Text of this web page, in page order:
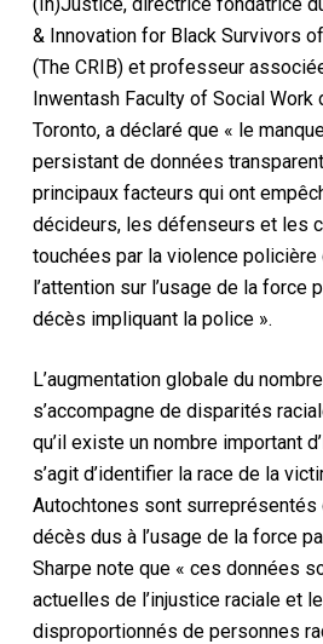
& Innovation for Black Survivors
(The CRIB) et professeur
Inwentash Faculty of Social Work
Toronto, a déclaré que « le
persistant de données
principaux facteurs qui ont
décideurs, les défenseurs et les
touchées par la violence policière
l’attention sur l’usage de la force
décès impliquant la police ».
L’augmentation globale du
s’accompagne de disparités
qu’il existe un nombre important
s’agit d’identifier la race de la
Autochtones sont surreprésentés
décès dus à l’usage de la force
Sharpe note que « ces données
actuelles de l’injustice raciale et
disproportionnés de personnes